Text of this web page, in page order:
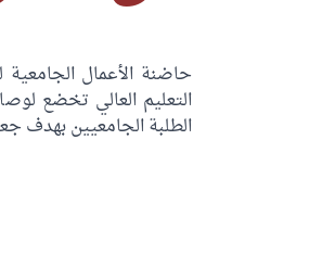
حاضنة الأعمال
التعليم العالي تخضع
الطلبة الجامعيين بهدف